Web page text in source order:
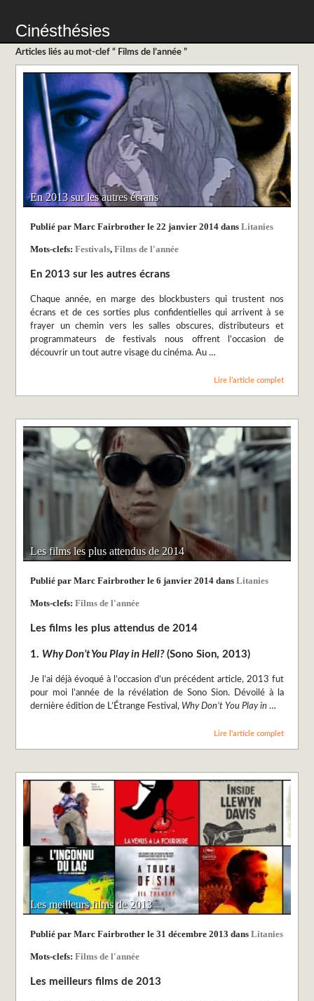
Cinésthésies
Articles liés au mot-clef “ Films de l’année ”
En 2013 sur les autres écrans
Publié par Marc Fairbrother le 22 janvier 2014 dansLitanies
Mots-clefs:Festivals,Films de l'année
En 2013 sur les autres écrans
Chaque année, en marge des blockbusters qui trustent nos
écrans et de ces sorties plus confidentielles qui arrivent à se
frayer un chemin vers les salles obscures, distributeurs et
programmateurs de festivals nous offrent l’occasion de
découvrir un tout autre visage du cinéma. Au …
Lire l’article complet
Les films les plus attendus de 2014
Publié par Marc Fairbrother le 6 janvier 2014 dansLitanies
Mots-clefs:Films de l'année
Les films les plus attendus de 2014
1. Why Don’t You Play in Hell?(Sono Sion, 2013)
Je l’ai déjà évoqué à l’occasion d’un précédent article, 2013 fut
pour moi l’année de la révélation de Sono Sion. Dévoilé à la
dernière édition de L’Étrange Festival, Why Don’t You Play in …
Lire l’article complet
Les meilleurs films de 2013
Publié par Marc Fairbrother le 31 décembre 2013 dansLitanies
Mots-clefs:Films de l'année
Les meilleurs films de 2013